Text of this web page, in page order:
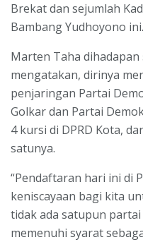
Brekat dan sejumlah
Bambang Yudhoyono ini.
Marten Taha dihadapan
mengatakan, dirinya
penjaringan Partai
Golkar dan Partai
4 kursi di DPRD Kota,
satunya.
“Pendaftaran hari ini di
keniscayaan bagi kita
tidak ada satupun
memenuhi syarat